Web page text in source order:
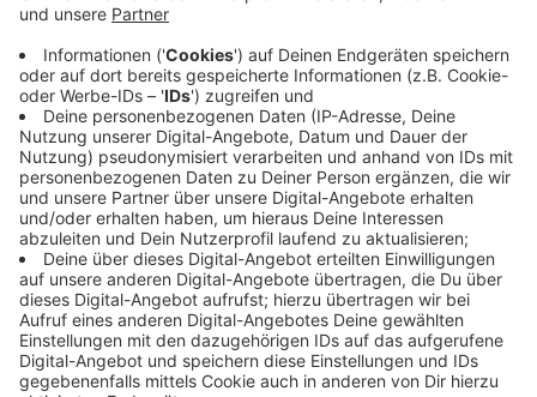
Nach einer erneut starken Parade ist FCB-Keeper
im Nachsetzen den Ball über die Linie (45.+1).
Anzeige
Gastgeber in der 2. Halbzeit
spielbestimmend
Anzeige
Verletzungsbedingt müssen Dawyn-Paul Donner (46.),
Philipp König (65.) und auch Julian Riedel (69.) vorzeitig